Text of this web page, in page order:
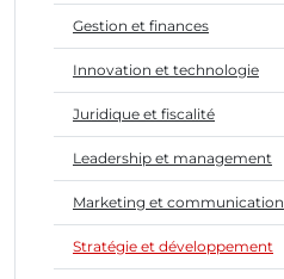
Gestion et finances
Innovation et technologie
Juridique et fiscalité
Leadership et management
Marketing et communication
Stratégie et développement